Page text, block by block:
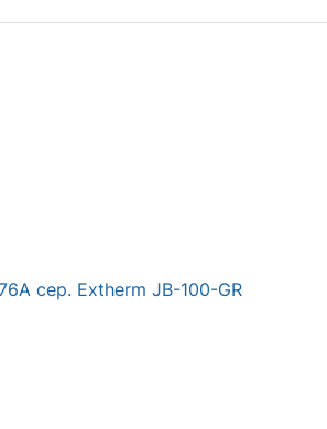
сер. Extherm JB-100-GR